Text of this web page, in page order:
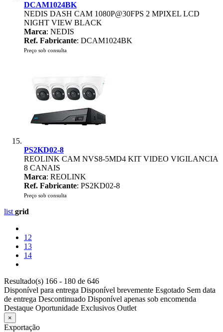
DCAM1024BK
NEDIS DASH CAM 1080P@30FPS 2 MPIXEL LCD
NIGHT VIEW BLACK
Marca: NEDIS
Ref. Fabricante: DCAM1024BK
Preço sob consulta
PS2KD02-8
REOLINK CAM NVS8-5MD4 KIT VIDEO VIGILANCIA
8 CANAIS
Marca: REOLINK
Ref. Fabricante: PS2KD02-8
Preço sob consulta
list grid
12
13
14
Resultado(s) 166 - 180 de 646
Disponível para entrega Disponível brevemente Esgotado Sem data
de entrega Descontinuado Disponível apenas sob encomenda
Destaque Oportunidade Exclusivos Outlet
×
Exportação